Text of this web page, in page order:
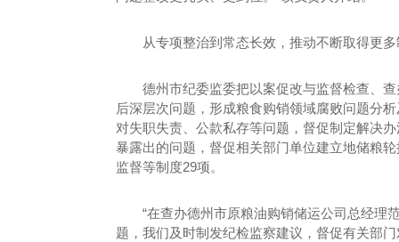
从专项整治到常态长效，推动不断取得更
德州市纪委监委把以案促改与监督检查、
后深层次问题，形成粮食购销领域腐败问题分
对失职失责、公款私存等问题，督促制定解决
暴露出的问题，督促相关部门单位建立地储粮
监督等制度29项。
“在查办德州市原粮油购销储运公司总经理
题，我们及时制发纪检监察建议，督促有关部